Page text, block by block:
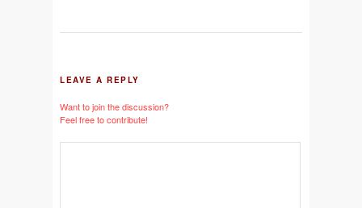
LEAVE A REPLY
Want to join the discussion?
Feel free to contribute!